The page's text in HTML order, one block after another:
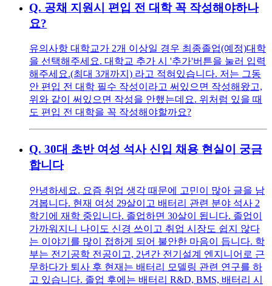
Q. 공채 지원시 편입 전 대학 꼭 작성해야하나
요?
유의사항 대학교가 2개 이상일 경우 최종졸업(예정)대학
을 선택해주세요. 대학교 추가 시 '추가'버튼을 눌러 입력
해주세요.(최대 3개까지) 라고 적혀있습니다. 저는 그동
안 편입 전 대학 필수 작성이라고 써있으면 작성해왔고,
위와 같이 써있으면 작성을 안했는데요. 위처럼 있을 때
도 편입 전 대학을 꼭 작성해야할까요?
Q. 30대 초반 여성 석사 신입 채용 현실이 궁금
합니다
안녕하세요. 요즘 취업 생각 때문에 고민이 많아 글을 남
겨봅니다. 현재 여성 29살이고 배터리 관련 분야 석사 2
학기에 재학 중입니다. 졸업하면 30살이 됩니다. 졸업이
가까워지니 나이도 신경 쓰이고 취업 시장도 쉽지 않다
는 이야기를 많이 접하게 되어 불안한 마음이 듭니다. 학
부는 전기공학 전공이고, 2년간 전기설계 엔지니어로 근
무하다가 퇴사 후 현재는 배터리 모델링 관련 연구를 하
고 있습니다. 졸업 후에는 배터리 R&D, BMS, 배터리 시